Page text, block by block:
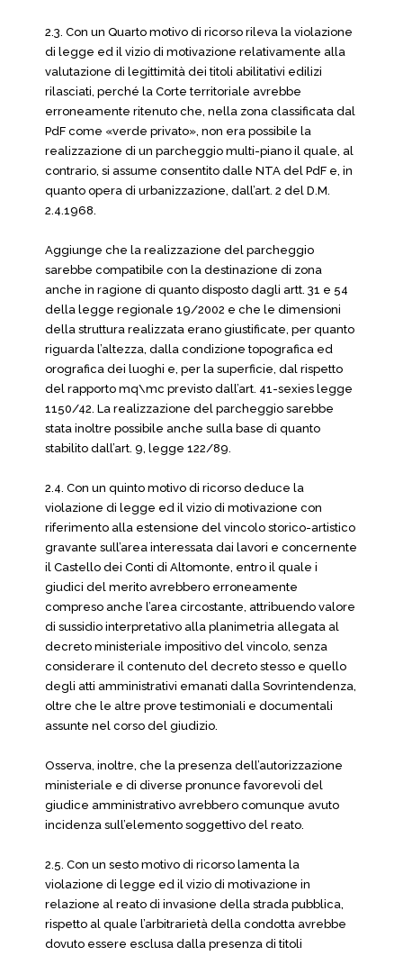
2.3. Con un Quarto motivo di ricorso rileva la violazione
di legge ed il vizio di motivazione relativamente alla
valutazione di legittimità dei titoli abilitativi edilizi
rilasciati, perché la Corte territoriale avrebbe
erroneamente ritenuto che, nella zona classificata dal
PdF come «verde privato», non era possibile la
realizzazione di un parcheggio multi-piano il quale, al
contrario, si assume consentito dalle NTA del PdF e, in
quanto opera di urbanizzazione, dall’art. 2 del D.M.
2.4.1968.
Aggiunge che la realizzazione del parcheggio
sarebbe compatibile con la destinazione di zona
anche in ragione di quanto disposto dagli artt. 31 e 54
della legge regionale 19/2002 e che le dimensioni
della struttura realizzata erano giustificate, per quanto
riguarda l’altezza, dalla condizione topografica ed
orografica dei luoghi e, per la superficie, dal rispetto
del rapporto mq\mc previsto dall’art. 41-sexies legge
1150/42. La realizzazione del parcheggio sarebbe
stata inoltre possibile anche sulla base di quanto
stabilito dall’art. 9, legge 122/89.
2.4. Con un quinto motivo di ricorso deduce la
violazione di legge ed il vizio di motivazione con
riferimento alla estensione del vincolo storico-artistico
gravante sull’area interessata dai lavori e concernente
il Castello dei Conti di Altomonte, entro il quale i
giudici del merito avrebbero erroneamente
compreso anche l’area circostante, attribuendo valore
di sussidio interpretativo alla planimetria allegata al
decreto ministeriale impositivo del vincolo, senza
considerare il contenuto del decreto stesso e quello
degli atti amministrativi emanati dalla Sovrintendenza,
oltre che le altre prove testimoniali e documentali
assunte nel corso del giudizio.
Osserva, inoltre, che la presenza dell’autorizzazione
ministeriale e di diverse pronunce favorevoli del
giudice amministrativo avrebbero comunque avuto
incidenza sull’elemento soggettivo del reato.
2.5. Con un sesto motivo di ricorso lamenta la
violazione di legge ed il vizio di motivazione in
relazione al reato di invasione della strada pubblica,
rispetto al quale l’arbitrarietà della condotta avrebbe
dovuto essere esclusa dalla presenza di titoli